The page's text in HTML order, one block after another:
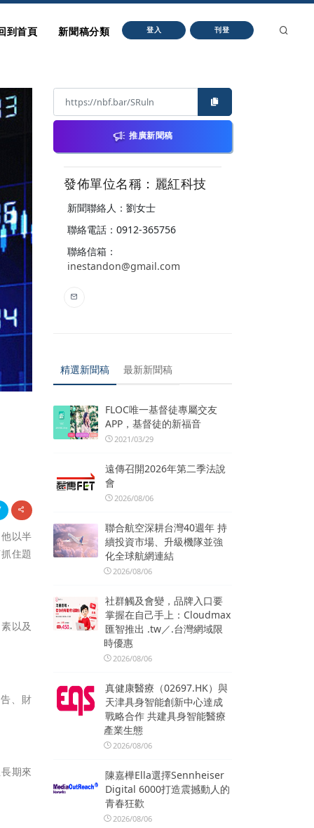
到首頁 新聞稿分類 登入 刊登
以半
住題
以及
、財
期來
推廣新聞稿
發佈單位名稱：麗紅科技
新聞聯絡人：劉女士
聯絡電話：0912-365756
聯絡信箱：
inestandon@gmail.com
精選新聞稿 最新新聞稿
FLOC唯一基督徒專屬交友
APP，基督徒的新福音
2021/03/29
遠傳召開2026年第二季法說
會
2026/08/06
聯合航空深耕台灣40週年 持
續投資市場、升級機隊並強
化全球航網連結
2026/08/06
社群觸及會變，品牌入口要
掌握在自己手上：Cloudmax
匯智推出 .tw／.台灣網域限
時優惠
2026/08/06
真健康醫療（02697.HK）與
天津具身智能創新中心達成
戰略合作 共建具身智能醫療
產業生態
2026/08/06
陳嘉樺Ella選擇Sennheiser
Digital 6000打造震撼動人的
青春狂歡
2026/08/06